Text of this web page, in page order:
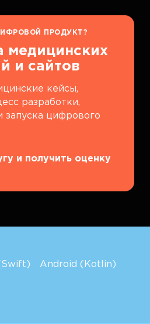
ПРОДУКТ?
медицинских
и сайтов
кейсы,
разработки,
цифрового
и получить оценку
Android (Kotlin)